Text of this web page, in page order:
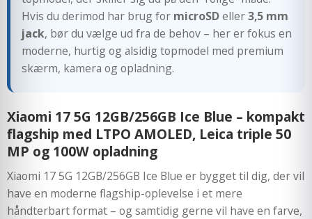
Hvis du derimod har brug for microSDeller3,5 mm
jack, bør du vælge ud fra de behov – her er fokus en
moderne, hurtig og alsidig topmodel med premium
skærm, kamera og opladning.
Xiaomi 17 5G 12GB/256GB Ice Blue – kompakt
flagship med LTPO AMOLED, Leica triple 50
MP og 100W opladning
Xiaomi 17 5G 12GB/256GB Ice Blue er bygget til dig, der vil
have en moderne flagship-oplevelse i et mere
håndterbart format – og samtidig gerne vil have en farve,